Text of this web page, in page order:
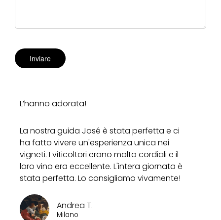
L’hanno adorata!
La nostra guida José è stata perfetta e ci
ha fatto vivere un'esperienza unica nei
vigneti. I viticoltori erano molto cordiali e il
loro vino era eccellente. L'intera giornata è
stata perfetta. Lo consigliamo vivamente!
Andrea T.
Milano